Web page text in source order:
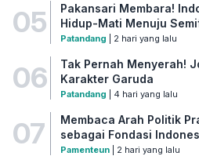
05
Pakansari Membara!
Hidup-Mati Menuju
Patandang | 2 hari yang lalu
06
Tak Pernah Menyerah!
Karakter Garuda
Patandang | 4 hari yang lalu
07
Membaca Arah Politik
sebagai Fondasi
Pamenteun| 2 hari yang lalu